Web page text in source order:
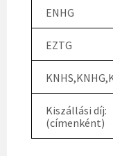
ENHG
EZTG
Kiszállási díj:
(címenként)